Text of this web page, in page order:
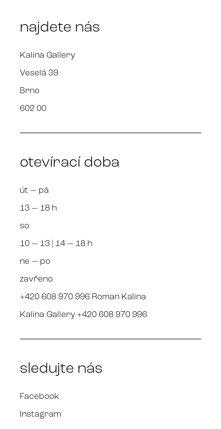
najdete nás
Kalina Gallery
Veselá 39
Brno
602 00
otevírací doba
út — pá
13 — 18 h
so
10 — 13 | 14 — 18 h
ne — po
zavřeno
+420 608 970 996 Roman Kalina
Kalina Gallery +420 608 970 996
sledujte nás
Facebook
Instagram